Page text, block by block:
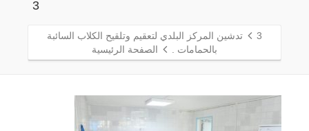
3
3
تدشين المركز البلدي لتعقيم وتلقيح الكلاب السائبة
بالحمامات .
الصفحة الرئيسية